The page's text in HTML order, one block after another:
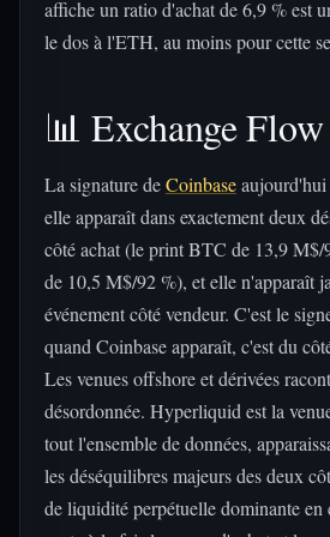
affiche un ratio d'achat de 6,9 % est
le dos à l'ETH, au moins pour cette
📊 Exchange
La signature deCoinbaseaujourd'hui
elle apparaît dans exactement deux
côté achat (le print BTC de 13,9
de 10,5 M$/92 %), et elle n'apparaît
événement côté vendeur. C'est le
quand Coinbase apparaît, c'est du
Les venues offshore et dérivées
désordonnée. Hyperliquid est la
tout l'ensemble de données,
les déséquilibres majeurs des deux
de liquidité perpétuelle dominante en